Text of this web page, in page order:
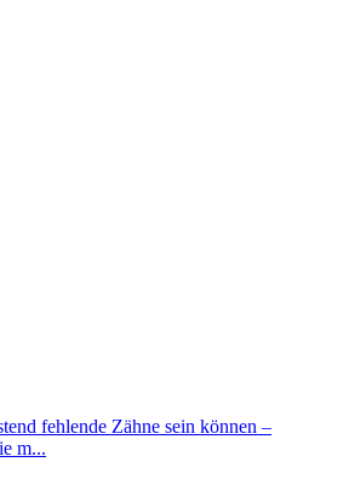
fehlende Zähne sein können –
m...